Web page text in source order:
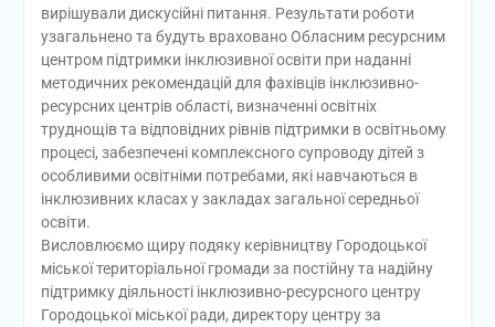
вирішували дискусійні питання. Результати роботи
узагальнено та будуть враховано Обласним ресурсним
центром підтримки інклюзивної освіти при наданні
методичних рекомендацій для фахівців інклюзивно-
ресурсних центрів області, визначенні освітніх
труднощів та відповідних рівнів підтримки в освітньому
процесі, забезпечені комплексного супроводу дітей з
особливими освітніми потребами, які навчаються в
інклюзивних класах у закладах загальної середньої
освіти.
Висловлюємо щиру подяку керівництву Городоцької
міської територіальної громади за постійну та надійну
підтримку діяльності інклюзивно-ресурсного центру
Городоцької міської ради, директору центру за